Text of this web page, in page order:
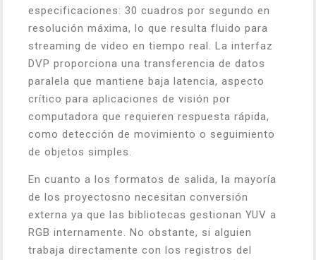
especificaciones: 30 cuadros por segundo en
resolución máxima, lo que resulta fluido para
streaming de video en tiempo real. La interfaz
DVP proporciona una transferencia de datos
paralela que mantiene baja latencia, aspecto
crítico para aplicaciones de visión por
computadora que requieren respuesta rápida,
como detección de movimiento o seguimiento
de objetos simples.
En cuanto a los formatos de salida, la mayoría
de los proyectosno necesitan conversión
externa ya que las bibliotecas gestionan YUV a
RGB internamente. No obstante, si alguien
trabaja directamente con los registros del